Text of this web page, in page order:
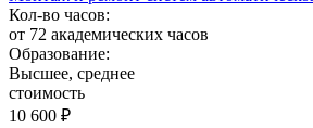
Кол-во часов:
от 72 академических часов
Образование:
Высшее, среднее
стоимость
10 600 ₽